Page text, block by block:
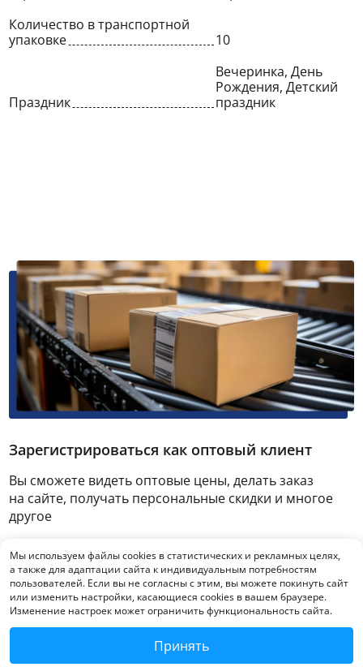
Количество в транспортной
упаковке
10
Праздник
Вечеринка, День
Рождения, Детский
праздник
Зарегистрироваться как оптовый клиент
Вы сможете видеть оптовые цены, делать заказ
на сайте, получать персональные скидки и многое
другое
Зарегистрироваться
Мы используем файлы cookies в статистических и рекламных целях,
а также для адаптации сайта к индивидуальным потребностям
пользователей. Если вы не согласны с этим, вы можете покинуть сайт
или изменить настройки, касающиеся cookies в вашем браузере.
Изменение настроек может ограничить функциональность сайта.
Принять